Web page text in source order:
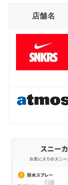
店舗名